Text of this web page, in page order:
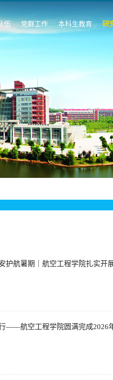
伍 党群工作 本科生教育 研
护航暑期｜航空工程学院扎实开
——航空工程学院圆满完成2026